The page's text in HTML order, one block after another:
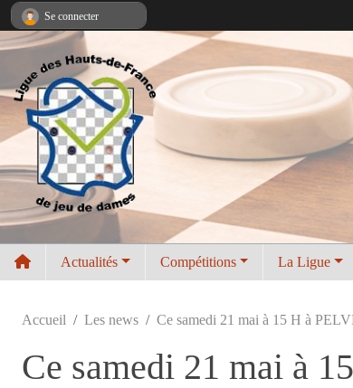
Actualités Compétitions La Ligue
Accueil Les news Ce samedi 21 mai à 15 H à
Ce samedi 21 mai à
Se connecter
Panneau de gestion des cookies